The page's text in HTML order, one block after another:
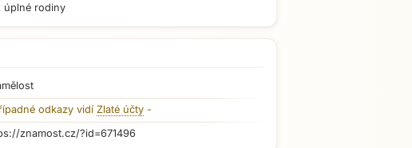
úplné rodiny
odkazy vidí Zlaté účty -
znamost.cz/?id=671496